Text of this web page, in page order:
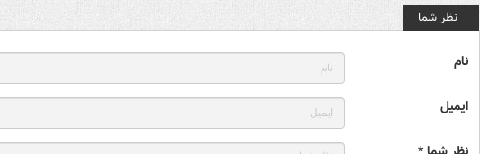
نظر شما
نام
ایمیل